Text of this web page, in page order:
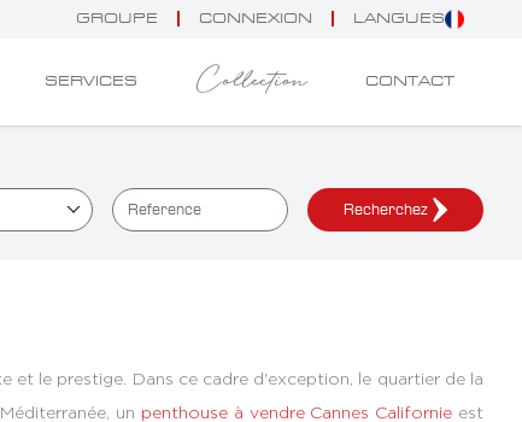
GROUPE CONNEXION LANGUES
SERVICES Collection CONTACT
Recherchez
et le prestige. Dans ce cadre d'exception, le quartier de la
un penthouse à vendre Cannes Californie est